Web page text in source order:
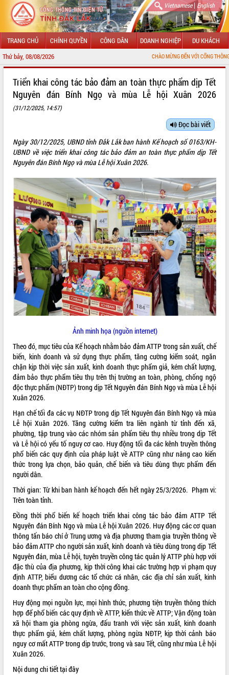
Vietnamese| English
TRANG CHỦ CHÍNH QUYỀN CÔNG DÂN DOANH NGHIỆP DU KHÁCH
Thứ bảy, 08/08/2026 CHÀO MỪNG ĐẾN VỚI CỔNG THÔNG TIN
LÃNH ĐẠO UBND TỈNH
SỞ, BAN, NGÀNH
UBND CÁC XÃ, PHƯỜNG
THÔNG TIN CHỈ ĐẠO ĐIỀU HÀNH
HỆ THỐNG VĂN BẢN
VĂN BẢN HĐND TỈNH
ĐIỂM TIN VĂN BẢN
QUY HOẠCH - KẾ HOẠCH
VIDEO
Khám bệnh, cấp phát thuốc miễn phí
và tặng quà người dân xã Cư Pui
Hội nghị UBND tỉnh Đắk Lắk thường kỳ
tháng 7/2026
Lễ truy tặng danh hiệu “Bà Mẹ Việt
Nam Anh hùng” và trao Huân chương
Lao động
UBND tỉnh Đắk Lắk triển khai nhiệm
vụ 6 tháng cuối năm 2026
ALBUM ẢNH
Triển khai công tác bảo đảm an toàn thực phẩm dịp Tết
Nguyên đán Bính Ngọ và mùa Lễ hội Xuân 2026
(31/12/2025, 14:57)
Đọc bài viết
Ngày 30/12/2025, UBND tỉnh Đắk Lắk ban hành Kế hoạch số 0163/KH-
UBND về việc triển khai công tác bảo đảm an toàn thực phẩm dịp Tết
Nguyên đán Bính Ngọ và mùa Lễ hội Xuân 2026.
Ảnh minh họa (nguồn internet)
Theo đó, mục tiêu của Kế hoạch nhằm bảo đảm ATTP trong sản xuất, chế
biến, kinh doanh và sử dụng thực phẩm, tăng cường kiểm soát, ngăn
chặn kịp thời việc sản xuất, kinh doanh thực phẩm giả, kém chất lượng,
đảm bảo thực phẩm tiêu thụ trên thị trường an toàn, phòng, chống ngộ
độc thực phẩm (NĐTP) trong dịp Tết Nguyên đán Bính Ngọ và mùa Lễ hội
Xuân 2026.
Hạn chế tối đa các vụ NĐTP trong dịp Tết Nguyên đán Bính Ngọ và mùa
Lễ hội Xuân 2026. Tăng cường kiểm tra liên ngành từ tỉnh đến xã,
phường, tập trung vào các nhóm sản phẩm tiêu thụ nhiều trong dịp Tết
và Lễ hội có yếu tố nguy cơ cao. Huy động tối đa các kênh truyền thông
phổ biến các quy định của pháp luật về ATTP cũng như nâng cao kiến
thức trong lựa chọn, bảo quản, chế biến và tiêu dùng thực phẩm đến
người dân.
Thời gian: Từ khi ban hành kế hoạch đến hết ngày 25/3/2026. Phạm vi:
Trên toàn tỉnh.
Đồng thời phổ biến kế hoạch triển khai công tác bảo đảm ATTP Tết
Nguyên đán Bính Ngọ và mùa Lễ hội Xuân 2026. Huy động các cơ quan
thông tấn báo chí ở Trung ương và địa phương tham gia truyền thông về
bảo đảm ATTP cho người sản xuất, kinh doanh và tiêu dùng trong dịp Tết
Nguyên đán, mùa Lễ hội, tuyên truyền công tác quản lý ATTP phù hợp với
đặc thù của địa phương, kịp thời công khai các trường hợp vi phạm quy
định ATTP, biểu dương các tổ chức cá nhân, các địa chỉ sản xuất, kinh
doanh thực phẩm an toàn cho cộng đồng.
Huy động mọi nguồn lực, mọi hình thức, phương tiện truyền thông thích
hợp để phổ biến các quy định về ATTP, kiến thức về ATTP; Vận động toàn
xã hội tham gia phòng ngừa, đấu tranh với việc sản xuất, kinh doanh
thực phẩm giả, kém chất lượng, phòng ngừa NĐTP, kịp thời cảnh báo
nguy cơ mất ATTP trong dịp trước, trong và sau Tết, cũng như mùa Lễ hội
Xuân 2026.
Nội dung chi tiếttại đây